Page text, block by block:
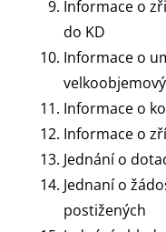
Informace o
do KD
Informace o
Informace o
Informace o
Jednání o
Jednaní o
postižených